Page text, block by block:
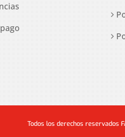
Todos los derechos reservados